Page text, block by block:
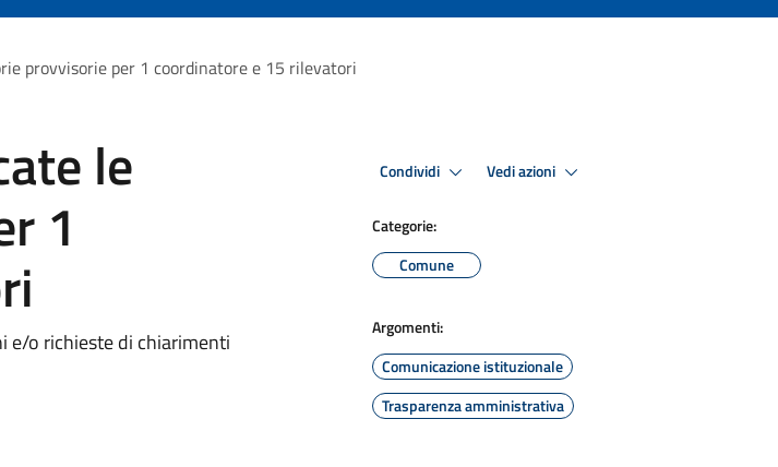
provvisorie per 1 coordinatore e 15 rilevatori
le
1
e/o richieste di chiarimenti
Condividi Vedi azioni
Categorie:
Comune
Argomenti:
Comunicazione istituzionale
Trasparenza amministrativa